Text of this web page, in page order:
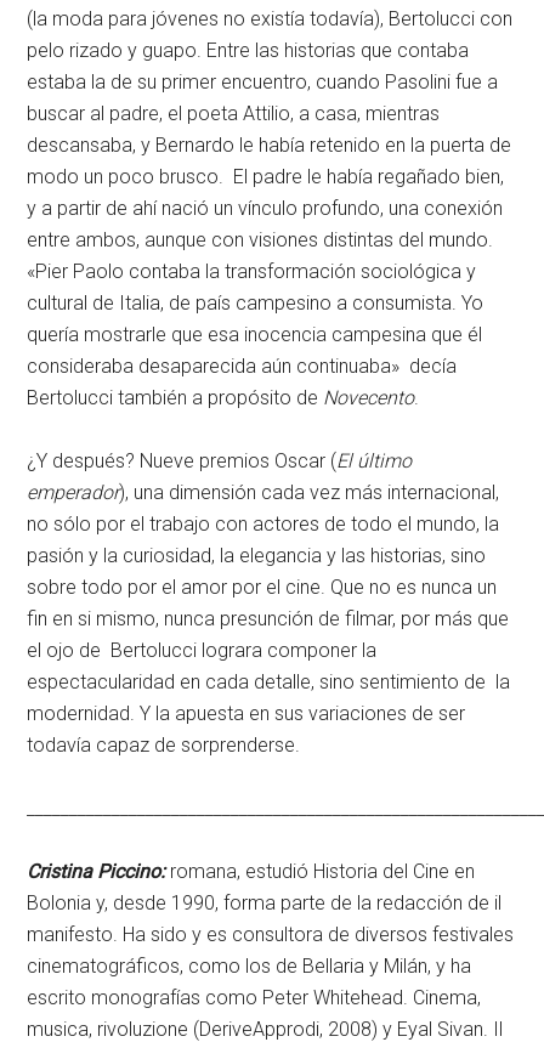
(la moda para jóvenes no existía todavía), Bertolucci con
pelo rizado y guapo. Entre las historias que contaba
estaba la de su primer encuentro, cuando Pasolini fue a
buscar al padre, el poeta Attilio, a casa, mientras
descansaba, y Bernardo le había retenido en la puerta de
modo un poco brusco. El padre le había regañado bien,
y a partir de ahí nació un vínculo profundo, una conexión
entre ambos, aunque con visiones distintas del mundo.
«Pier Paolo contaba la transformación sociológica y
cultural de Italia, de país campesino a consumista. Yo
quería mostrarle que esa inocencia campesina que él
consideraba desaparecida aún continuaba» decía
Bertolucci también a propósito de Novecento.
¿Y después? Nueve premios Oscar (El último
emperador), una dimensión cada vez más internacional,
no sólo por el trabajo con actores de todo el mundo, la
pasión y la curiosidad, la elegancia y las historias, sino
sobre todo por el amor por el cine. Que no es nunca un
fin en si mismo, nunca presunción de filmar, por más que
el ojo de Bertolucci lograra componer la
espectacularidad en cada detalle, sino sentimiento de la
modernidad. Y la apuesta en sus variaciones de ser
todavía capaz de sorprenderse.
Cristina Piccino:romana, estudió Historia del Cine en
Bolonia y, desde 1990, forma parte de la redacción de il
manifesto. Ha sido y es consultora de diversos festivales
cinematográficos, como los de Bellaria y Milán, y ha
escrito monografías como Peter Whitehead. Cinema,
musica, rivoluzione (DeriveApprodi, 2008) y Eyal Sivan. Il